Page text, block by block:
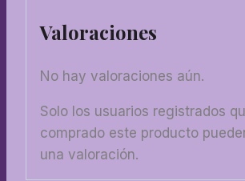
Valoraciones
No hay valoraciones aún.
Solo los usuarios registrados
comprado este producto
una valoración.